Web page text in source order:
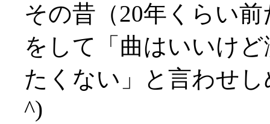
その昔（20年くらい
をして「曲はいいけ
たくない」と言わせ
^)